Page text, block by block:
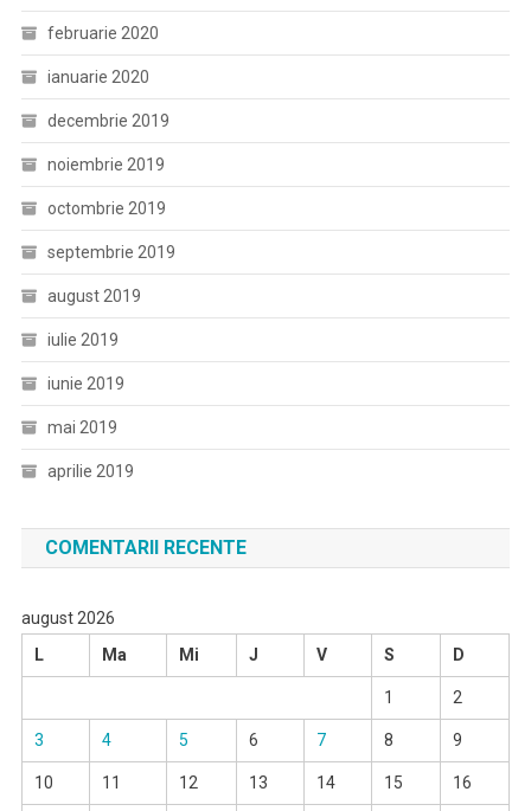
februarie 2020
ianuarie 2020
decembrie 2019
noiembrie 2019
octombrie 2019
septembrie 2019
august 2019
iulie 2019
iunie 2019
mai 2019
aprilie 2019
COMENTARII RECENTE
august 2026
L
Ma Mi J V S D
1 2
3 4 5 6 7 8 9
10 11 12 13 14 15 16